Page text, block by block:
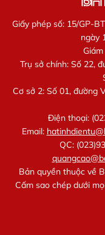
Giấy phép số: 15/GP-
ngày
Trụ sở chính: Số 22,
Cơ sở 2: Số 01, đường
Điện thoại:
Email:
QC:
Bản quyền thuộc về
Cấm sao chép dưới